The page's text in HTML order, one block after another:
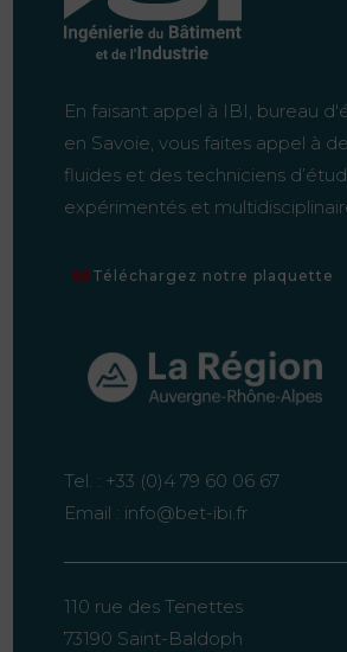
En faisant appel à IBI, bureau
en Savoie, vous faites appel à
fluides et des techniciens
expérimentés et
Téléchargez notre plaquette
Tel. : +33 (0)4 79 60 06 67
Email : info@bet-ibi.fr
110 rue des Tenettes
73190 Saint-Baldoph